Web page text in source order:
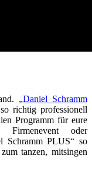
„Daniel Schramm
richtig professionell
Programm für eure
Firmenevent oder
Schramm PLUS“ so
tanzen, mitsingen